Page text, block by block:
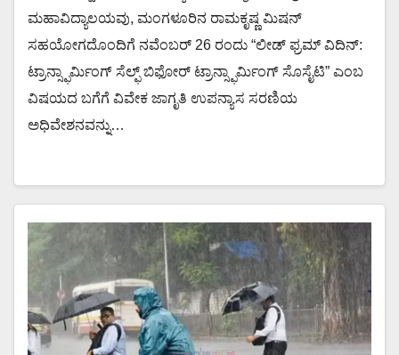
ಮಹಾವಿದ್ಯಾಲಯವು, ಮಂಗಳೂರಿನ ರಾಮಕೃಷ್ಣ ಮಿಷನ್
ಸಹಯೋಗದೊಂದಿಗೆ ನವೆಂಬರ್ 26 ರಂದು “ಲೀಡ್ ಫ್ರಮ್ ವಿದಿನ್:
ಟ್ರಾನ್ಸ್ಫಾರ್ಮಿಂಗ್ ಸೆಲ್ಫ್ ಬಿಫೋರ್ ಟ್ರಾನ್ಸ್ಫಾರ್ಮಿಂಗ್ ಸೊಸೈಟಿ” ಎಂಬ
ವಿಷಯದ ಬಗೆಗೆ ವಿವೇಕ ಜಾಗೃತಿ ಉಪನ್ಯಾಸ ಸರಣಿಯ
ಅಧಿವೇಶನವನ್ನು…